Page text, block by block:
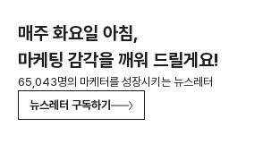
매주 화요일 아침,
마케팅 감각을 깨워 드릴게요!
65,043명의 마케터를 성장시키는 뉴스레터
뉴스레터 구독하기